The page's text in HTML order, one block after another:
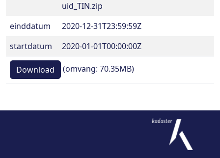
uid_TIN.zip
einddatum
2020-12-31T23:59:59Z
startdatum
2020-01-01T00:00:00Z
Download (omvang: 70.35MB)